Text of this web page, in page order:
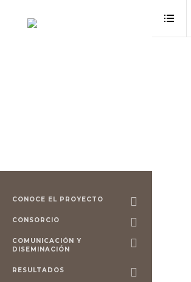
CONOCE EL PROYECTO
CONSORCIO
COMUNICACIÓN Y
DISEMINACIÓN
RESULTADOS